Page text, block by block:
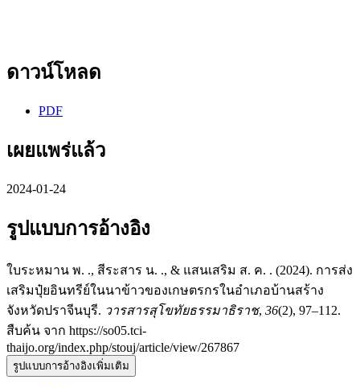
ดาวน์โหลด
PDF
เผยแพร่แล้ว
2024-01-24
รูปแบบการอ้างอิง
ใบระหมาน พ. ., สีระสาร น. ., & แสนเสริม ส. ค. . (2024). การส่ง
เสริมปุ๋ยอินทรีย์ในนาข้าวของเกษตรกรในอำเภอบ้านสร้าง
จังหวัดปราจีนบุรี. วารสารสุโขทัยธรรมาธิราช, 36(2), 97–112.
สืบค้น จาก https://so05.tci-
thaijo.org/index.php/stouj/article/view/267867
รูปแบบการอ้างอิงเพิ่มเติม